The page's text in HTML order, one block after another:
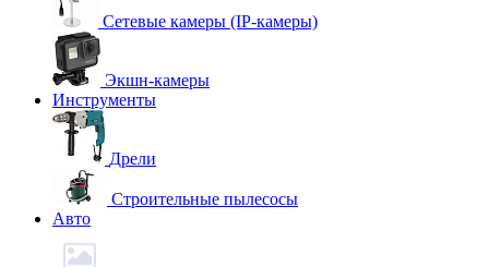
Сетевые камеры (IP-камеры)
Экшн-камеры
Инструменты
Дрели
Строительные пылесосы
Авто